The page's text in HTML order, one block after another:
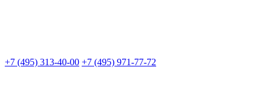
+7 (495) 313-40-00 +7 (495) 971-77-72